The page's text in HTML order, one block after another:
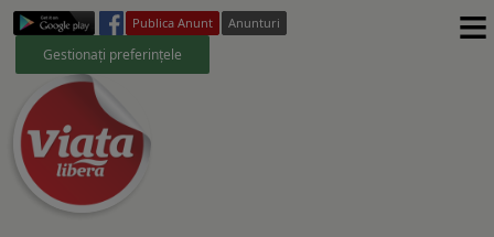
Publica Anunt Anunturi
Gestionați preferințele ≡